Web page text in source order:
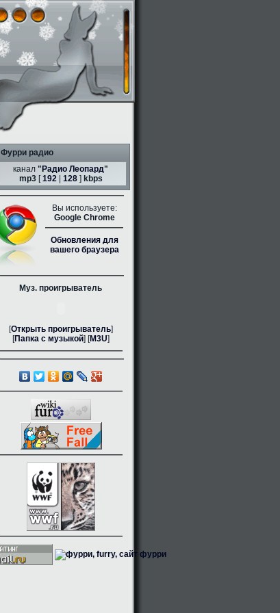
Фурри радио
канал " Радио Леопард"
mp3[192| 128] kbps
Вы используете:
Google Chrome
Обновления для
вашего браузера
Муз. проигрыватель
[Открыть проигрыватель]
[Папка с музыкой] [M3U]